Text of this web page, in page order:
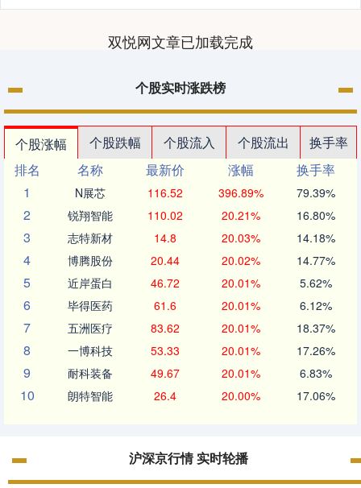
双悦网文章已加载完成
个股实时涨跌榜
个股涨幅 个股跌幅 个股流入 个股流出
换手率
排名
名称 最新价 涨幅
换手率
1
N展芯 116.52 396.89% 79.39%
2 锐翔智能 110.02 20.21% 16.80%
3 志特新材 14.8 20.03% 14.18%
4 博腾股份 20.44 20.02% 14.77%
5 近岸蛋白 46.72 20.01% 5.62%
6 毕得医药 61.6 20.01% 6.12%
7 五洲医疗 83.62 20.01% 18.37%
8 一博科技 53.33 20.01% 17.26%
9 耐科装备 49.67 20.01% 6.83%
10 朗特智能 26.4 20.00% 17.06%
沪深京行情 实时轮播